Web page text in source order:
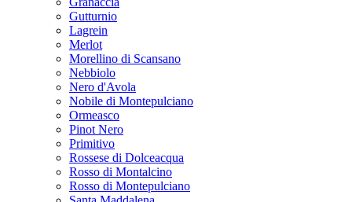
Gutturnio
Lagrein
Merlot
Morellino di Scansano
Nebbiolo
Nero d'Avola
Nobile di Montepulciano
Ormeasco
Pinot Nero
Primitivo
Rossese di Dolceacqua
Rosso di Montalcino
Rosso di Montepulciano